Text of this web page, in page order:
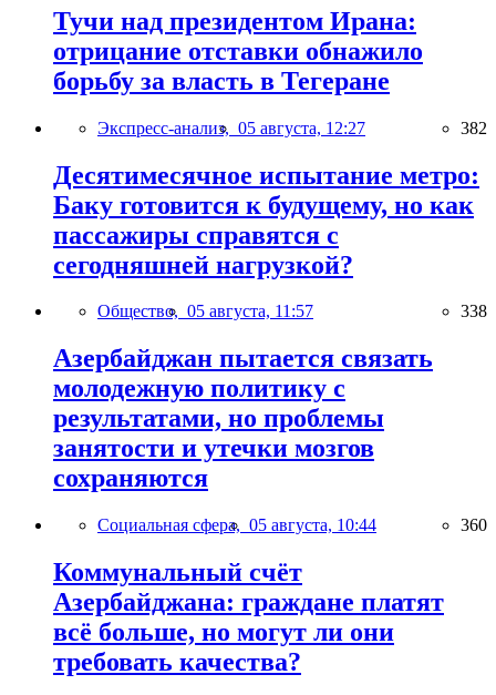
Тучи над президентом Ирана:
отрицание отставки обнажило
борьбу за власть в Тегеране
Экспресс-анализ, 05 августа, 12:27 382
Десятимесячное испытание метро:
Баку готовится к будущему, но как
пассажиры справятся с
сегодняшней нагрузкой?
Общество, 05 августа, 11:57 338
Азербайджан пытается связать
молодежную политику с
результатами, но проблемы
занятости и утечки мозгов
сохраняются
Социальная сфера, 05 августа, 10:44 360
Коммунальный счёт
Азербайджана: граждане платят
всё больше, но могут ли они
требовать качества?